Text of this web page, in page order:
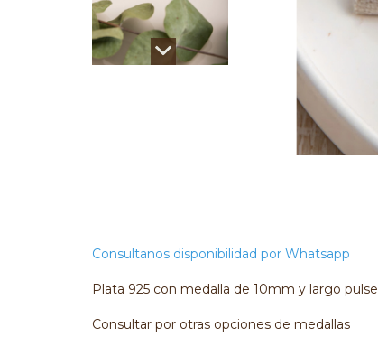
Consultanos disponibilidad por Whatsapp
Plata 925 con medalla de 10mm y largo
Consultar por otras opciones de medallas